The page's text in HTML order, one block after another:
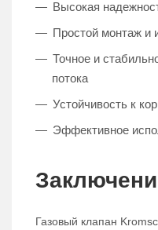
Высокая
Простой монтаж и
Точное и
потока
Устойчивость к
Эффективное
Газовый клапан